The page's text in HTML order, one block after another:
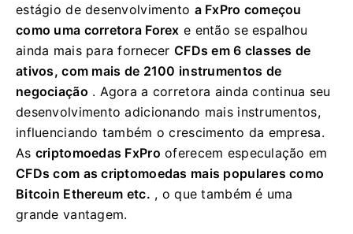
estágio de desenvolvimento a FxPro começou
como uma corretora Forex e então se espalhou
ainda mais para fornecer CFDs em 6 classes de
ativos, com mais de 2100 instrumentos de
negociação . Agora a corretora ainda continua seu
desenvolvimento adicionando mais instrumentos,
influenciando também o crescimento da empresa.
As criptomoedas FxPro oferecem especulação em
CFDs com as criptomoedas mais populares como
Bitcoin Ethereum etc. , o que também é uma
grande vantagem.